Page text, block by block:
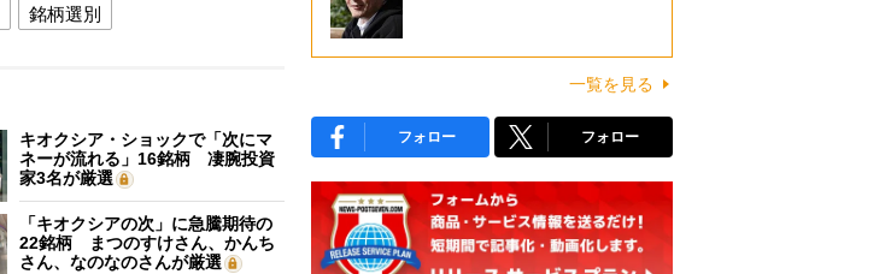
銘柄選別
キオクシア・ショックで「次にマ
ネーが流れる」16銘柄 凄腕投資
家3名が厳選
「キオクシアの次」に急騰期待の
22銘柄 まつのすけさん、かんち
さん、なのなのさんが厳選
一覧を見る
フォロー フォロー